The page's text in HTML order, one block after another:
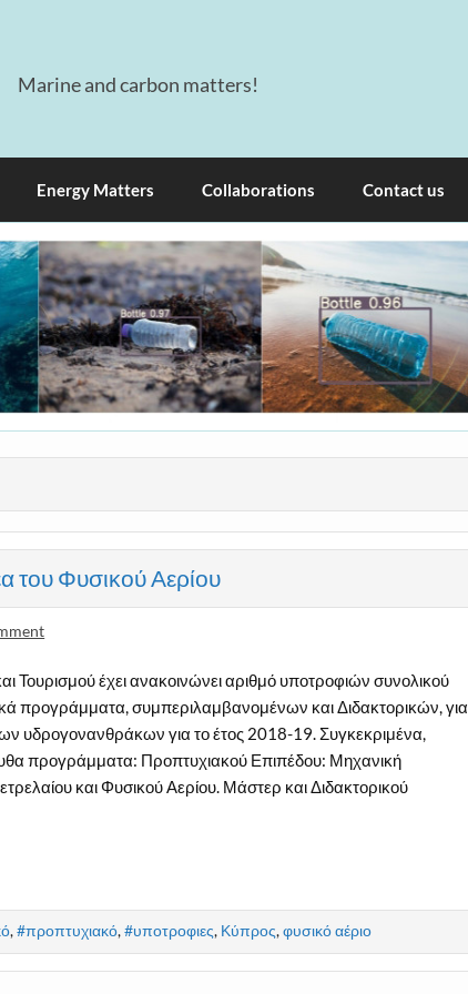
Marine and carbon matters!
Energy Matters Collaborations Contact us
του Φυσικού Αερίου
Τουρισμού έχει ανακοινώνει αριθμό υποτροφιών συνολικού
προγράμματα, συμπεριλαμβανομένων και Διδακτορικών, για
υδρογονανθράκων για το έτος 2018-19. Συγκεκριμένα,
προγράμματα: Προπτυχιακού Επιπέδου: Μηχανική
και Φυσικού Αερίου. Μάστερ και Διδακτορικού
,#προπτυχιακό,#υποτροφιες, Κύπρος,φυσικό αέριο